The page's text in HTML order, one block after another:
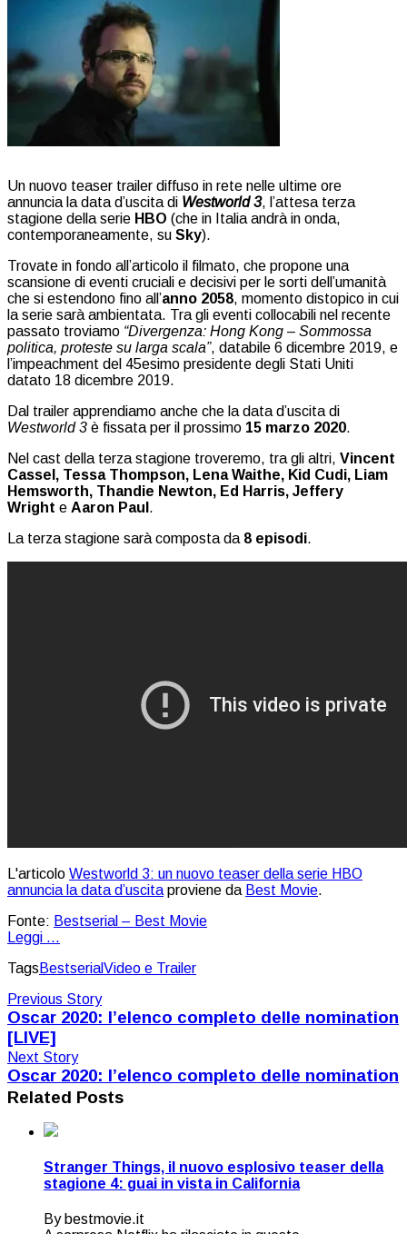
Un nuovo teaser trailer diffuso in rete nelle ultime ore
annuncia la data d’uscita di Westworld 3, l’attesa terza
stagione della serie HBO (che in Italia andrà in onda,
contemporaneamente, su Sky).
Trovate in fondo all’articolo il filmato, che propone una
scansione di eventi cruciali e decisivi per le sorti dell’umanità
che si estendono fino all’anno 2058, momento distopico in cui
la serie sarà ambientata. Tra gli eventi collocabili nel recente
passato troviamo “Divergenza: Hong Kong – Sommossa
politica, proteste su larga scala”, databile 6 dicembre 2019, e
l’impeachment del 45esimo presidente degli Stati Uniti
datato 18 dicembre 2019.
Dal trailer apprendiamo anche che la data d’uscita di
Westworld 3 è fissata per il prossimo 15 marzo 2020.
Nel cast della terza stagione troveremo, tra gli altri, Vincent
Cassel, Tessa Thompson, Lena Waithe, Kid Cudi, Liam
Hemsworth, Thandie Newton, Ed Harris, Jeffery
Wright e Aaron Paul .
La terza stagione sarà composta da 8 episodi.
L'articolo Westworld 3: un nuovo teaser della serie HBO
annuncia la data d’uscita proviene da Best Movie.
Fonte: Bestserial – Best Movie
Leggi ...
Tags BestserialVideo e Trailer
Previous Story
Oscar 2020: l’elenco completo delle nomination
[LIVE]
Next Story
Oscar 2020: l’elenco completo delle nomination
Related Posts
Stranger Things, il nuovo esplosivo teaser della
stagione 4: guai in vista in California
By bestmovie.it